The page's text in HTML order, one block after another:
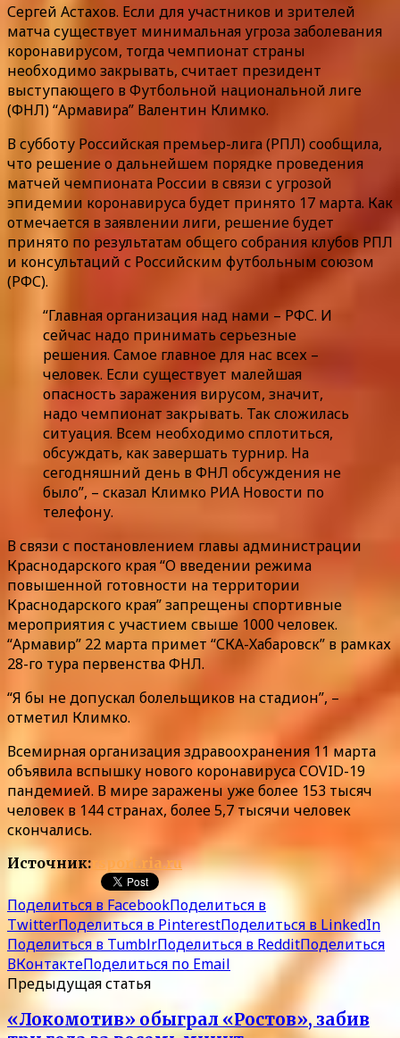
Сергей Астахов. Если для участников и зрителей
матча существует минимальная угроза заболевания
коронавирусом, тогда чемпионат страны
необходимо закрывать, считает президент
выступающего в Футбольной национальной лиге
(ФНЛ) “Армавира” Валентин Климко.
В субботу Российская премьер-лига (РПЛ) сообщила,
что решение о дальнейшем порядке проведения
матчей чемпионата России в связи с угрозой
эпидемии коронавируса будет принято 17 марта. Как
отмечается в заявлении лиги, решение будет
принято по результатам общего собрания клубов РПЛ
и консультаций с Российским футбольным союзом
(РФС).
“Главная организация над нами – РФС. И
сейчас надо принимать серьезные
решения. Самое главное для нас всех –
человек. Если существует малейшая
опасность заражения вирусом, значит,
надо чемпионат закрывать. Так сложилась
ситуация. Всем необходимо сплотиться,
обсуждать, как завершать турнир. На
сегодняшний день в ФНЛ обсуждения не
было”, – сказал Климко РИА Новости по
телефону.
В связи с постановлением главы администрации
Краснодарского края “О введении режима
повышенной готовности на территории
Краснодарского края” запрещены спортивные
мероприятия с участием свыше 1000 человек.
“Армавир” 22 марта примет “СКА-Хабаровск” в рамках
28-го тура первенства ФНЛ.
“Я бы не допускал болельщиков на стадион”, –
отметил Климко.
Всемирная организация здравоохранения 11 марта
объявила вспышку нового коронавируса COVID-19
пандемией. В мире заражены уже более 153 тысяч
человек в 144 странах, более 5,7 тысячи человек
скончались.
Источник: rsport.ria.ru
Поделиться в FacebookПоделиться в
TwitterПоделиться в PinterestПоделиться в LinkedIn
Поделиться в TumblrПоделиться в RedditПоделиться
ВКонтактеПоделиться по Email
Предыдущая статья
«Локомотив» обыграл «Ростов», забив